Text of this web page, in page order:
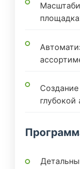
глубокой